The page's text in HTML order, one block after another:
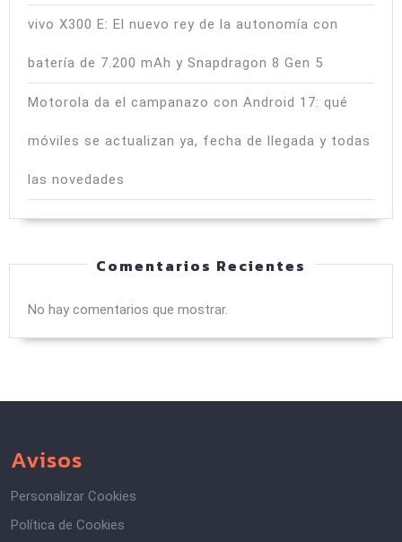
vivo X300 E: El nuevo rey de la autonomía con
batería de 7.200 mAh y Snapdragon 8 Gen 5
Motorola da el campanazo con Android 17: qué
móviles se actualizan ya, fecha de llegada y todas
las novedades
Comentarios Recientes
No hay comentarios que mostrar.
Avisos
Personalizar Cookies
Política de Cookies